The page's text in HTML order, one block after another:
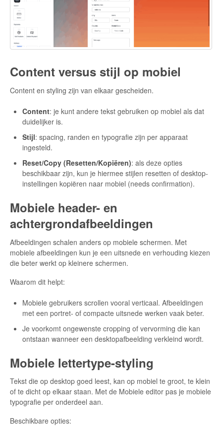
Content versus stijl op mobiel
Content en styling zijn van elkaar gescheiden.
Content: je kunt andere tekst gebruiken op mobiel als dat
duidelijker is.
Stijl: spacing, randen en typografie zijn per apparaat
ingesteld.
Reset/Copy (Resetten/Kopiëren): als deze opties
beschikbaar zijn, kun je hiermee stijlen resetten of desktop-
instellingen kopiëren naar mobiel (needs confirmation).
Mobiele header- en
achtergrondafbeeldingen
Afbeeldingen schalen anders op mobiele schermen. Met
mobiele afbeeldingen kun je een uitsnede en verhouding kiezen
die beter werkt op kleinere schermen.
Waarom dit helpt:
Mobiele gebruikers scrollen vooral verticaal. Afbeeldingen
met een portret- of compacte uitsnede werken vaak beter.
Je voorkomt ongewenste cropping of vervorming die kan
ontstaan wanneer een desktopafbeelding verkleind wordt.
Mobiele lettertype-styling
Tekst die op desktop goed leest, kan op mobiel te groot, te klein
of te dicht op elkaar staan. Met de Mobiele editor pas je mobiele
typografie per onderdeel aan.
Beschikbare opties: